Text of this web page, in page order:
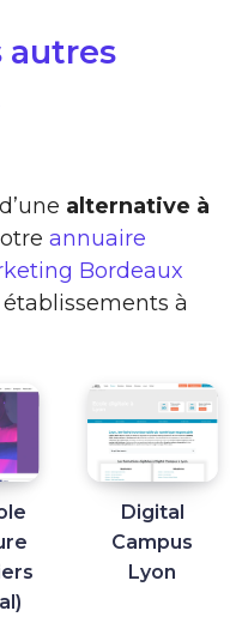
autres
alternative à
annuaire
Bordeaux
à
Digital
Campus
Lyon